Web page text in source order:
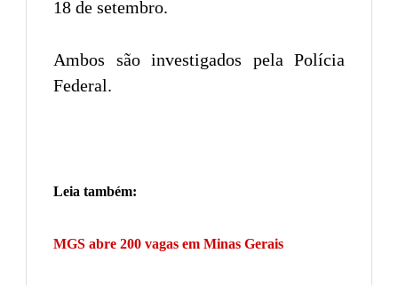
18 de setembro.
Ambos são investigados pela Polícia
Federal.
Leia também:
MGS abre 200 vagas em Minas Gerais